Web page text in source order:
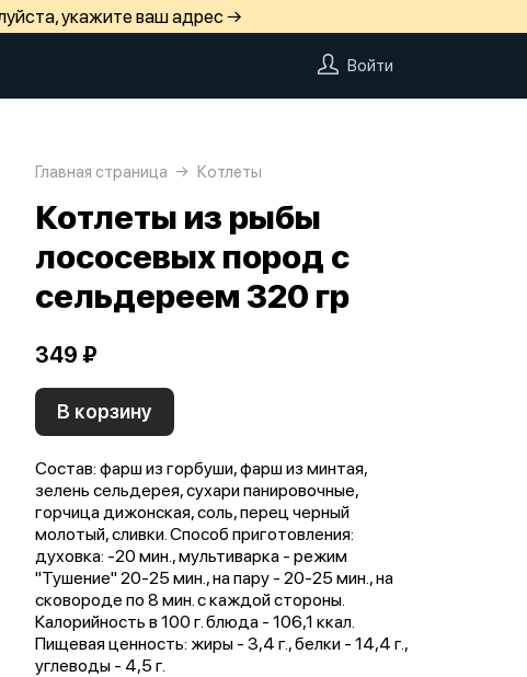
укажите ваш адрес →
Войти
Главная страница Котлеты
Котлеты из рыбы
лососевых пород с
сельдереем 320 гр
349 ₽
В корзину
Состав: фарш из горбуши, фарш из минтая,
зелень сельдерея, сухари панировочные,
горчица дижонская, соль, перец черный
молотый, сливки. Способ приготовления:
духовка: -20 мин., мультиварка - режим
"Тушение" 20-25 мин., на пару - 20-25 мин., на
сковороде по 8 мин. с каждой стороны.
Калорийность в 100 г. блюда - 106,1 ккал.
Пищевая ценность: жиры - 3,4 г., белки - 14,4 г.,
углеводы - 4,5 г.